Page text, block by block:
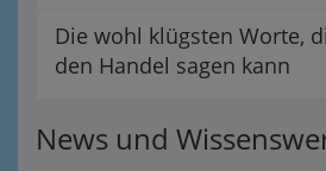
Die wohl klügsten Worte,
den Handel sagen kann
News und